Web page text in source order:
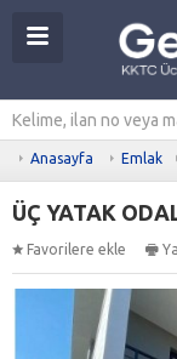
Anasayfa Emlak
ÜÇ YATAK
Favorilere ekle